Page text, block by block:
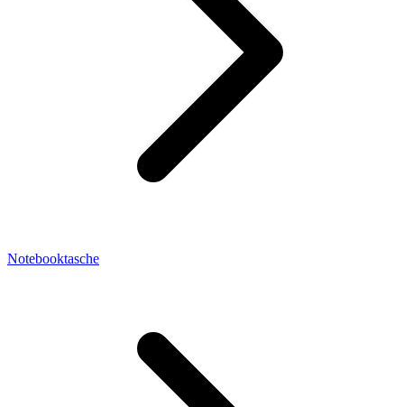
Notebooktasche